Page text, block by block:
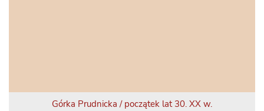
Górka Prudnicka / początek lat 30. XX w.